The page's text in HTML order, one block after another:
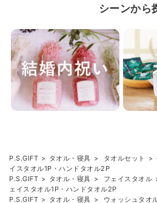
シーンから
P.S.GIFT タオル・寝具 タオルセット
イスタオル1P・ハンドタオル2P
P.S.GIFT
タオル・寝具 フェイスタオル
ェイスタオル1P・ハンドタオル2P
P.S.GIFT
タオル・寝具 ウォッシュタオ